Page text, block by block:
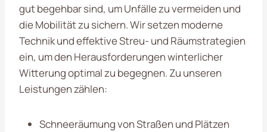
gut begehbar sind, um Unfälle zu vermeiden und
die Mobilität zu sichern. Wir setzen moderne
Technik und effektive Streu- und Räumstrategien
ein, um den Herausforderungen winterlicher
Witterung optimal zu begegnen. Zu unseren
Leistungen zählen:
Schneeräumung von Straßen und Plätzen